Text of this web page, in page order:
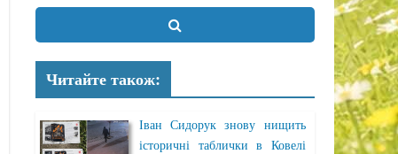
Читайте також:
Іван Сидорук знову нищить
історичні таблички в Ковелі